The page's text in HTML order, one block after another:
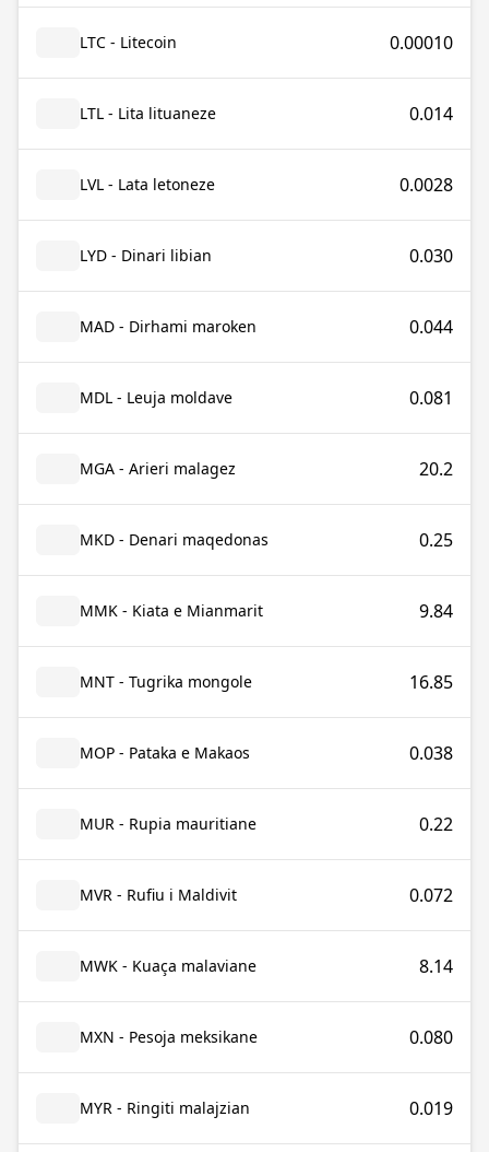
LTC - Litecoin 0.00010
LTL - Lita lituaneze 0.014
LVL - Lata letoneze 0.0028
LYD - Dinari libian 0.030
MAD - Dirhami maroken 0.044
MDL - Leuja moldave 0.081
MGA - Arieri malagez 20.2
MKD - Denari maqedonas 0.25
MMK - Kiata e Mianmarit 9.84
MNT - Tugrika mongole 16.85
MOP - Pataka e Makaos 0.038
MUR - Rupia mauritiane 0.22
MVR - Rufiu i Maldivit 0.072
MWK - Kuaça malaviane 8.14
MXN - Pesoja meksikane 0.080
MYR - Ringiti malajzian 0.019